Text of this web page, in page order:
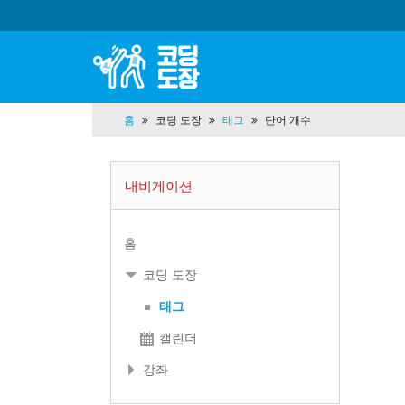
홈 코딩 도장 태그 단어 개수
내비게이션
홈
코딩 도장
태그
캘린더
강좌